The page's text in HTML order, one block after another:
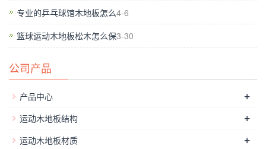
木地板工程,基板排序和保健地板基材的初步处理后，必须仔细
专人整理，除去不合格产品。高温和高压之后，有在衬底内部大
的内部应力。它需要15天时间才能平衡20天来释放这种内应
专业的乒乓球馆木地板怎么4-6
篮球运动木地板松木怎么保3-30
公司产品
产品中心 +
运动木地板结构 +
运动木地板材质 +